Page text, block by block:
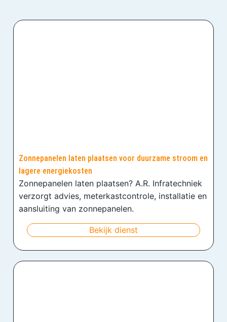
Zonnepanelen laten plaatsen voor duurzame stroom en
lagere energiekosten
Zonnepanelen laten plaatsen? A.R. Infratechniek
verzorgt advies, meterkastcontrole, installatie en
aansluiting van zonnepanelen.
Bekijk dienst